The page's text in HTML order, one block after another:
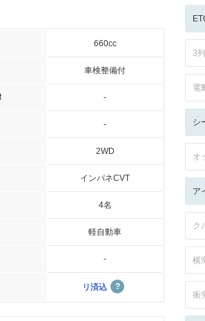
660cc
車検整備付
-
-
2WD
インパネCVT
4名
軽自動車
-
リ済込
3
電
シ
オ
ア
ク
横
衝